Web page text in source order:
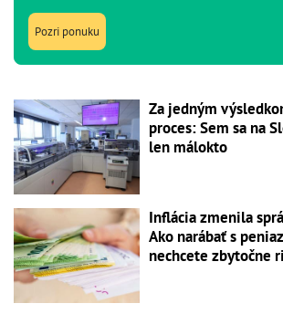
Pozri ponuku
Za jedným
proces: Sem sa na
len málokto
Inflácia zmenila
Ako narábať s
nechcete zbytočne